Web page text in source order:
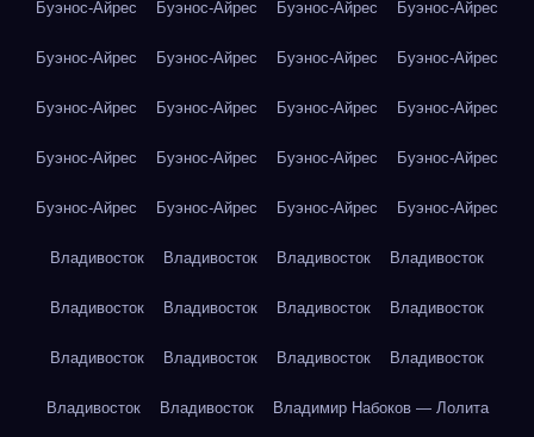
Буэнос-Айрес Буэнос-Айрес Буэнос-Айрес Буэнос-Айрес
Буэнос-Айрес Буэнос-Айрес Буэнос-Айрес Буэнос-Айрес
Буэнос-Айрес Буэнос-Айрес Буэнос-Айрес Буэнос-Айрес
Буэнос-Айрес Буэнос-Айрес Буэнос-Айрес Буэнос-Айрес
Буэнос-Айрес Буэнос-Айрес Буэнос-Айрес Буэнос-Айрес
Владивосток Владивосток Владивосток Владивосток
Владивосток Владивосток Владивосток Владивосток
Владивосток Владивосток Владивосток Владивосток
Владивосток Владивосток Владимир Набоков — Лолита